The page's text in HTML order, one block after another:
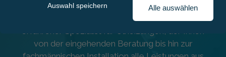
einfachste Möglichkeit, um eine wohltuende
Wärme in das Zuhause zu zaubern. Wir sind Ihr
von der eingehenden Beratung bis hin zur
Auswahl speichern Alle auswählen